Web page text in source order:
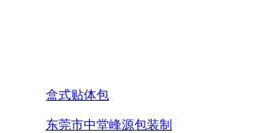
盒式贴体包
东莞市中堂峰源包装制